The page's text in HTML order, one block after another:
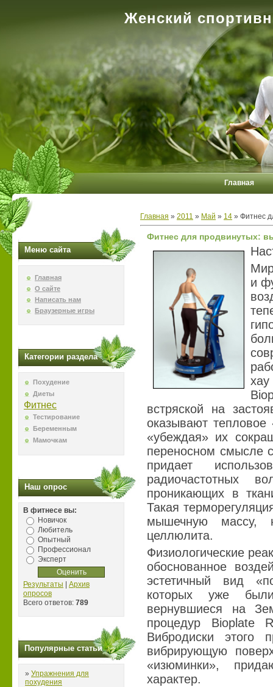
Женский
Главная
Меню сайта
Главная
О сайте
Написать нам
Браузерные игры
Категории раздела
Похудение
Диеты
Фитнес
Тестирование
Беременным
Мамочкам
Наш опрос
В фитнесе вы:
Новичок
Любитель
Опытный
Профессионал
Эксперт
Результаты
Архив
опросов
Всего ответов: 789
Популярные статьи
» Упражнения для
похудения
Главная » 2011 » Май » 14 » Фитнес
Фитнес для продвинутых:
и
встряской на
оказывают
«убеждая» их
переносном смысле
придает
проникающих в
Такая
мышечную массу,
целлюлита.
Физиологические
обоснованное
эстетичный вид
которых уже были
вернувшиеся на
процедур Bioplate
Вибродиски этого
вибрирующую
«изюминки»,
характер.